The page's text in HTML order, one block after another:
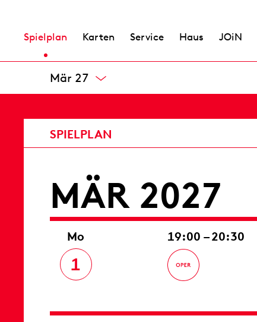
Spielplan Karten Service Haus JOiN
Mär 27
MÄR 2027
Mo
1
19:00 – 20:30